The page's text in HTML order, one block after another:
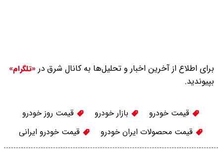
برای اطلاع از آخرین اخبار و تحلیل‌ها به کانال شرق در «تلگرام»
بپیوندید.
قیمت خودرو بازار خودرو
قیمت روز خودرو
قیمت محصولات ایران خودرو
قیمت خودرو ایرانی